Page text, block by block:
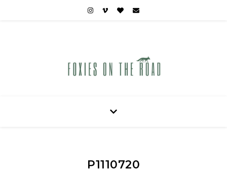
P1110720